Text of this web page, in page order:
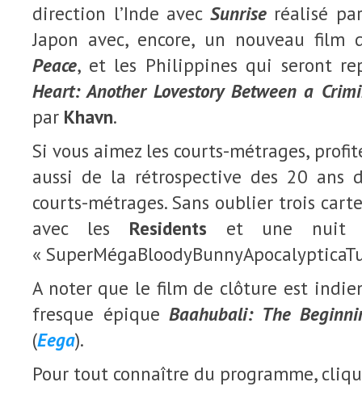
direction l’Inde avec Sunriseréalisé
Japon avec, encore, un nouveau film
Peace, et les Philippines qui seront
Heart: Another Lovestory Between a
par Khavn.
Si vous aimez les courts-métrages,
aussi de la rétrospective des 20 ans
courts-métrages. Sans oublier trois
avec les Residents et une nuit
«
A noter que le film de clôture est
fresque épique Baahubali: The
(Eega).
Pour tout connaître du programme,